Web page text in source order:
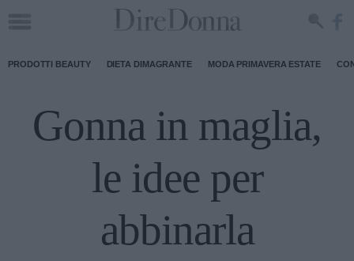
PRODOTTI BEAUTY DIETA DIMAGRANTE MODA PRIMAVERA ESTATE
Gonna in maglia,
le idee per
abbinarla